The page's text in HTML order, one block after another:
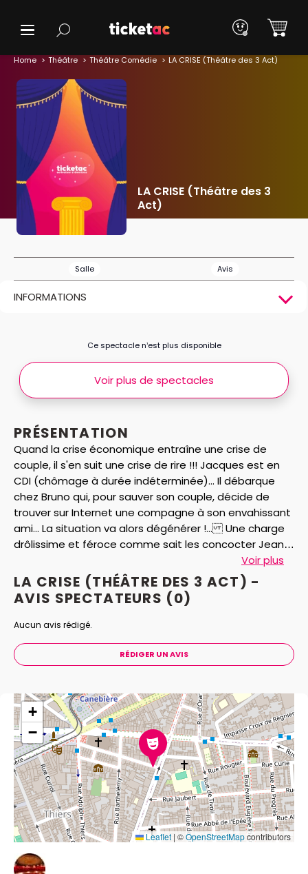
Home Théâtre Théâtre Comédie LA CRISE (Théâtre des 3 Act)
LA CRISE (Théâtre des 3
Act)
Salle Avis
INFORMATIONS
PRÉSENTATION
Quand la crise économique entraîne une crise de
couple, il s'en suit une crise de rire !!! Jacques est en
CDI (chômage à durée indéterminée)... Il débarque
chez Bruno qui, pour sauver son couple, décide de
trouver sur Internet une compagne à son envahissant
ami... La situation va alors dégénérer !... Une charge
drôlissime et féroce comme sait les concocter Jean
Voir plus
Ce spectacle n’est plus disponible
Voir plus de spectacles
LA CRISE (THÉÂTRE DES 3 ACT) -
AVIS SPECTATEURS (0)
Aucun avis rédigé.
RÉDIGER UN AVIS
+
−
Leaflet | ©OpenStreetMapcontributors